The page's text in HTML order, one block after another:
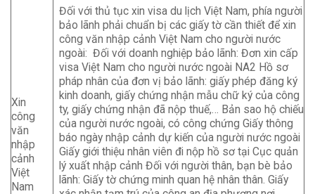
Xin
công
văn
nhập
cảnh
Việt
Nam
Đối với thủ tục xin visa du lịch Việt Nam, phía người
bảo lãnh phải chuẩn bị các giấy tờ cần thiết để xin
công văn nhập cảnh Việt Nam cho người nước
ngoài: Đối với doanh nghiệp bảo lãnh: Đơn xin cấp
visa Việt Nam cho người nước ngoài NA2 Hồ sơ
pháp nhân của đơn vị bảo lãnh: giấy phép đăng ký
kinh doanh, giấy chứng nhận mẫu chữ ký của công
ty, giấy chứng nhận đã nộp thuế,… Bản sao hộ chiếu
của người nước ngoài, có công chứng Giấy thông
báo ngày nhập cảnh dự kiến của người nước ngoài
Giấy giới thiệu nhân viên đi nộp hồ sơ tại Cục quản
lý xuất nhập cảnh Đối với người thân, bạn bè bảo
lãnh: Giấy tờ chứng minh quan hệ nhân thân. Giấy